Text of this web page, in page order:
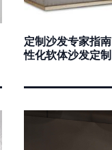
定制沙发专家指
性化软体沙发定制